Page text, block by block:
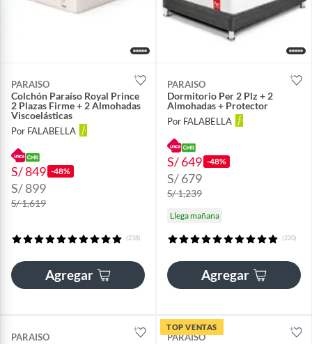
PARAISO
Colchón Paraíso Royal Prince
2 Plazas Firme + 2 Almohadas
Viscoelásticas
Por FALABELLA
S/ 849 -48%
S/ 899
S/ 1,619
(238)
Agregar
PARAISO
Dormitorio Per 2 Plz + 2
Almohadas + Protector
Por FALABELLA
S/ 649 -48%
S/ 679
S/ 1,239
Llega mañana
(220)
Agregar
PARAISO
TOP VENTAS
PARAISO